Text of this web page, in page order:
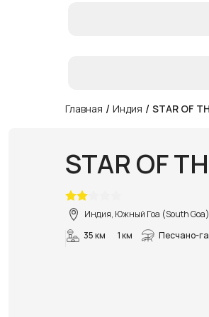
Главная / Индия / STAR OF
STAR OF
Индия, Южный Гоа (South
35 км
1 км Песчано-